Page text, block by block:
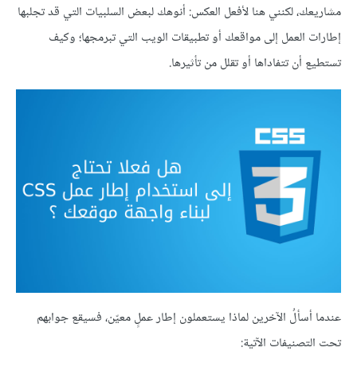
مشاريعك، لكنني هنا لأفعل العكس: أنوهك لبعض السلبيات التي قد تجلبها
إطارات العمل إلى مواقعك أو تطبيقات الويب التي تبرمجها؛ وكيف
تستطيع أن تتفاداها أو تقلل من تأثيرها.
عندما أسألُ الآخرين لماذا يستعملون إطار عملٍ معيّن، فسيقع جوابهم
تحت التصنيفات الآتية: